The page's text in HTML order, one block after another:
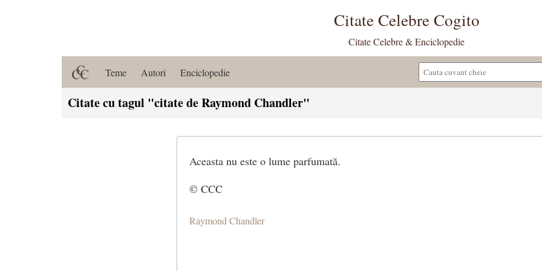
Citate Celebre Cogito
Citate Celebre & Enciclopedie
Teme Autori Enciclopedie
Citate cu tagul "citate de Raymond Chandler"
Aceasta nu este o lume parfumată.
© CCC
Raymond Chandler